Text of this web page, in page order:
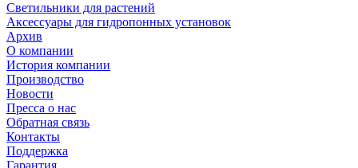
Светильники для растений
Аксессуары для гидропонных установок
Архив
О компании
История компании
Производство
Новости
Пресса о нас
Обратная связь
Контакты
Поддержка
Гарантия